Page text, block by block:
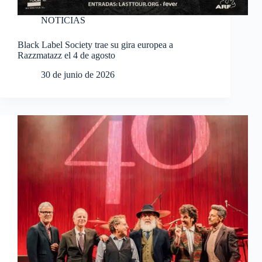
NOTICIAS
Black Label Society trae su gira europea a
Razzmatazz el 4 de agosto
30 de junio de 2026